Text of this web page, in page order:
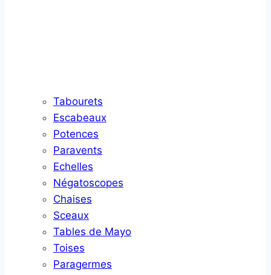
Tabourets
Escabeaux
Potences
Paravents
Echelles
Négatoscopes
Chaises
Sceaux
Tables de Mayo
Toises
Paragermes